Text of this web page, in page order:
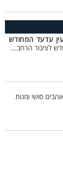
עדעד המחודש
לציבור הרחב...
סושי ומנות